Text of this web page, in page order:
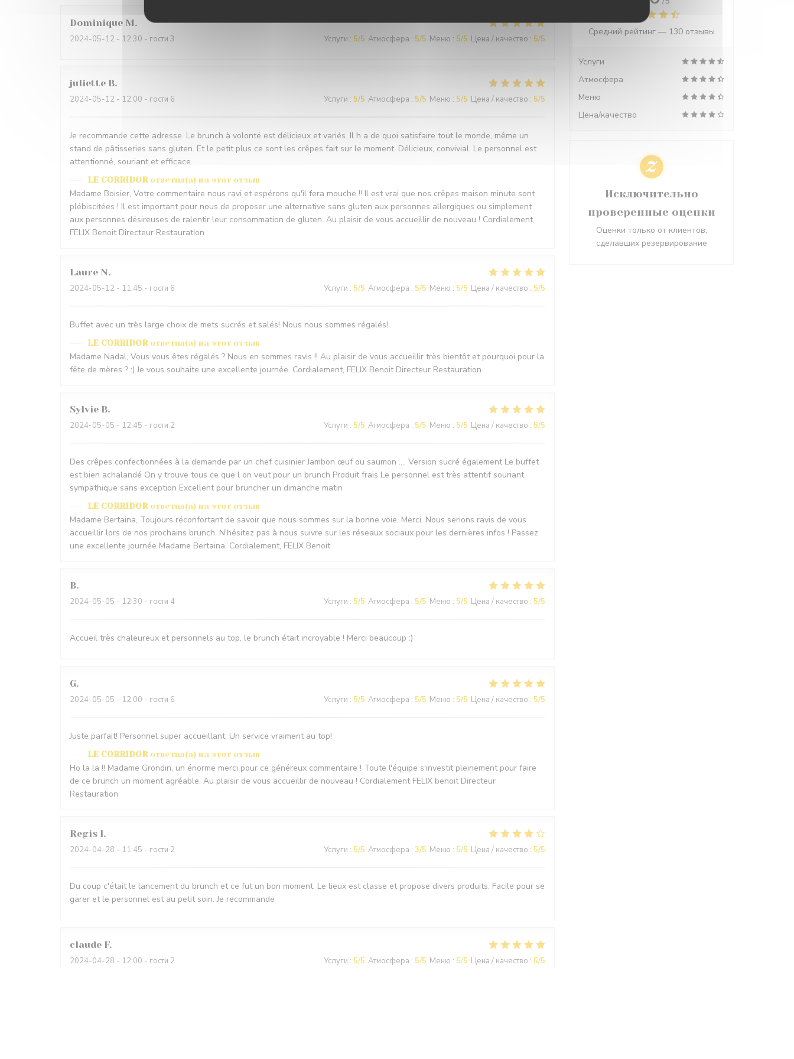
Dominique M
2024-05-12 - 12:30 - гости 3 Услуги : 5/5 Атмосфера : 5/5 Меню : 5/5 Цена / качество : 5/5
juliette B
2024-05-12 - 12:00 - гости 6 Услуги : 5/5 Атмосфера : 5/5 Меню : 5/5 Цена / качество : 5/5
Je recommande cette adresse. Le brunch à volonté est délicieux et variés. Il h a de quoi satisfaire tout le monde, même un
stand de pâtisseries sans gluten. Et le petit plus ce sont les crêpes fait sur le moment. Délicieux, convivial. Le personnel est
attentionné, souriant et efficace.
LE CORRIDOR ответил(а) на этот отзыв
Madame Boisier, Votre commentaire nous ravi et espérons qu'il fera mouche !! Il est vrai que nos crêpes maison minute sont
plébiscitées ! Il est important pour nous de proposer une alternative sans gluten aux personnes allergiques ou simplement
aux personnes désireuses de ralentir leur consommation de gluten. Au plaisir de vous accueillir de nouveau ! Cordialement,
FELIX Benoit Directeur Restauration
Laure N
2024-05-12 - 11:45 - гости 6 Услуги : 5/5 Атмосфера : 5/5 Меню : 5/5 Цена / качество : 5/5
Buffet avec un très large choix de mets sucrés et salés! Nous nous sommes régalés!
LE CORRIDOR ответил(а) на этот отзыв
Madame Nadal, Vous vous êtes régalés ? Nous en sommes ravis !! Au plaisir de vous accueillir très bientôt et pourquoi pour la
fête de mères ? :) Je vous souhaite une excellente journée. Cordialement, FELIX Benoit Directeur Restauration
Sylvie B
2024-05-05 - 12:45 - гости 2 Услуги : 5/5 Атмосфера : 5/5 Меню : 5/5 Цена / качество : 5/5
Des crêpes confectionnées à la demande par un chef cuisinier Jambon œuf ou saumon …. Version sucré également Le buffet
est bien achalandé On y trouve tous ce que l on veut pour un brunch Produit frais Le personnel est très attentif souriant
sympathique sans exception Excellent pour bruncher un dimanche matin
LE CORRIDOR ответил(а) на этот отзыв
Madame Bertaina, Toujours réconfortant de savoir que nous sommes sur la bonne voie. Merci. Nous serions ravis de vous
accueillir lors de nos prochains brunch. N'hésitez pas à nous suivre sur les réseaux sociaux pour les dernières infos ! Passez
une excellente journée Madame Bertaina. Cordialement, FELIX Benoit
B
2024-05-05 - 12:30 - гости 4 Услуги : 5/5 Атмосфера : 5/5 Меню : 5/5 Цена / качество : 5/5
Accueil très chaleureux et personnels au top, le brunch était incroyable ! Merci beaucoup :)
G
2024-05-05 - 12:00 - гости 6 Услуги : 5/5 Атмосфера : 5/5 Меню : 5/5 Цена / качество : 5/5
Juste parfait! Personnel super accueillant. Un service vraiment au top!
LE CORRIDOR ответил(а) на этот отзыв
Ho la la !! Madame Grondin, un énorme merci pour ce généreux commentaire ! Toute l'équipe s'investit pleinement pour faire
de ce brunch un moment agréable. Au plaisir de vous accueillir de nouveau ! Cordialement FELIX benoit Directeur
Restauration
Regis I
2024-04-28 - 11:45 - гости 2 Услуги : 5/5 Атмосфера : 3/5 Меню : 5/5 Цена / качество : 5/5
Du coup c'était le lancement du brunch et ce fut un bon moment. Le lieux est classe et propose divers produits. Facile pour se
garer et le personnel est au petit soin. Je recommande
claude F
2024-04-28 - 12:00 - гости 2 Услуги : 5/5 Атмосфера : 5/5 Меню : 5/5 Цена / качество : 5/5
Средний рейтинг — 130 отзывы
Услуги
Атмосфера
Меню
Цена/качество
Исключительно
проверенные оценки
Оценки только от клиентов,
сделавших резервирование